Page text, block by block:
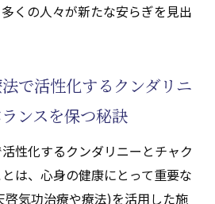
くの人々が新たな安らぎを見出
で活性化するクンダリニ
ンスを保つ秘訣
性化するクンダリニーとチャク
は、心身の健康にとって重要な
啓気功治療や療法)を活用した施